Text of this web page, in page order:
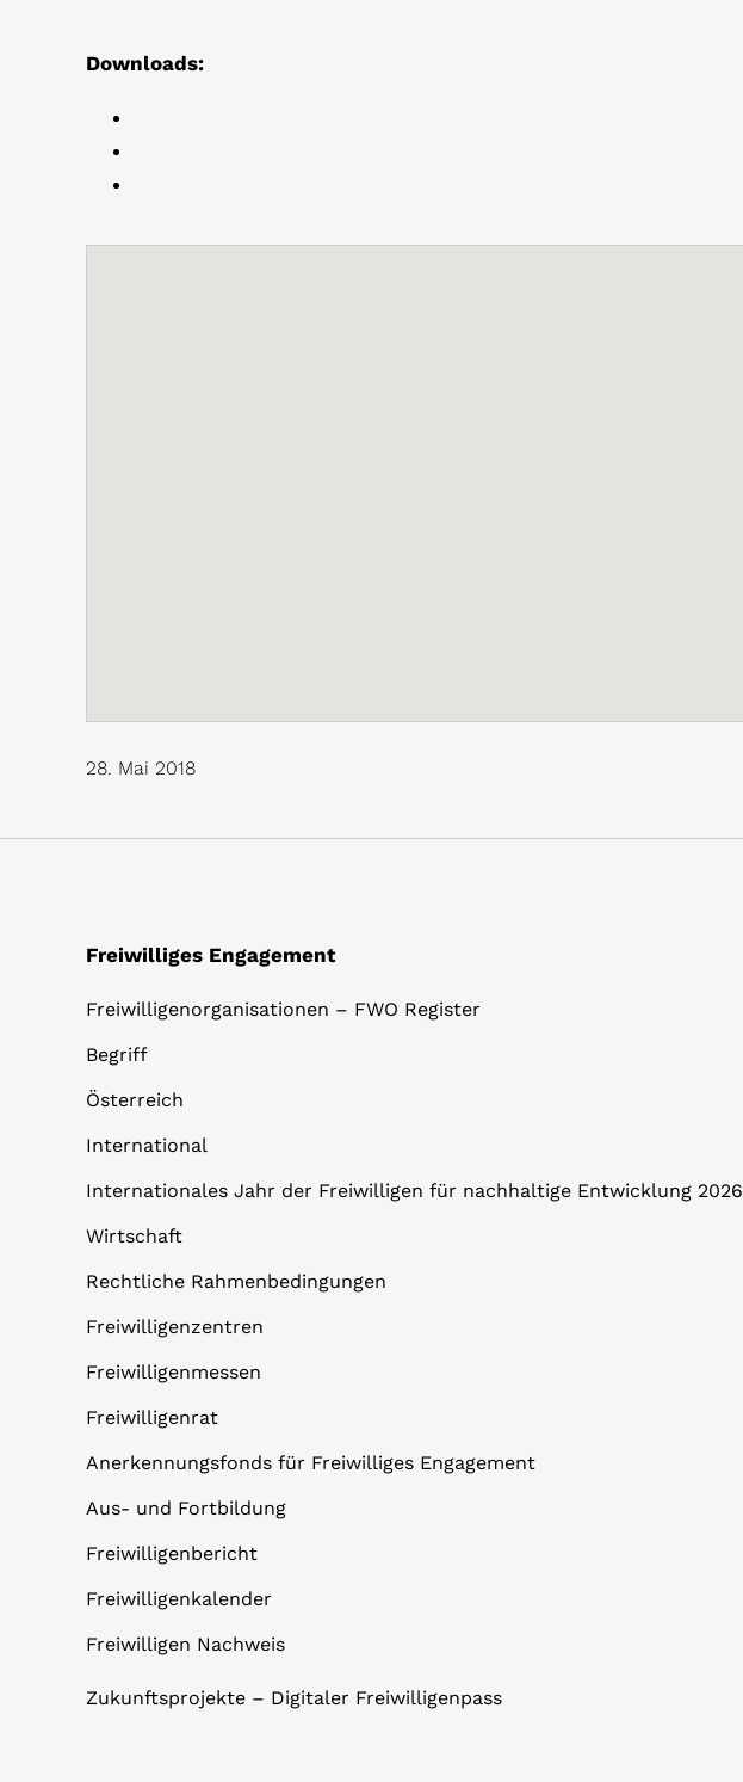
Downloads:
28. Mai 2018
Freiwilliges Engagement
Freiwilligenorganisationen – FWO Register
Begriff
Österreich
International
Internationales Jahr der Freiwilligen für nachhaltige Entwicklung 2026
Wirtschaft
Rechtliche Rahmenbedingungen
Freiwilligenzentren
Freiwilligenmessen
Freiwilligenrat
Anerkennungsfonds für Freiwilliges Engagement
Aus- und Fortbildung
Freiwilligenbericht
Freiwilligenkalender
Freiwilligen Nachweis
Zukunftsprojekte – Digitaler Freiwilligenpass